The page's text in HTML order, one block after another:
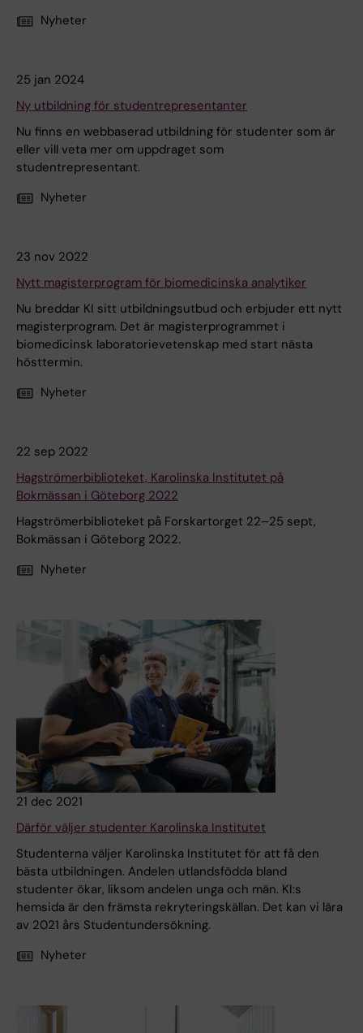
Nyheter
25 jan 2024
Ny utbildning för studentrepresentanter
Nu finns en webbaserad utbildning för studenter som är
eller vill veta mer om uppdraget som
studentrepresentant.
Nyheter
23 nov 2022
Nytt magisterprogram för biomedicinska analytiker
Nu breddar KI sitt utbildningsutbud och erbjuder ett nytt
magisterprogram. Det är magisterprogrammet i
biomedicinsk laboratorievetenskap med start nästa
hösttermin.
Nyheter
22 sep 2022
Hagströmerbiblioteket, Karolinska Institutet på
Bokmässan i Göteborg 2022
Hagströmerbiblioteket på Forskartorget 22–25 sept,
Bokmässan i Göteborg 2022.
Nyheter
21 dec 2021
Därför väljer studenter Karolinska Institutet
Studenterna väljer Karolinska Institutet för att få den
bästa utbildningen. Andelen utlandsfödda bland
studenter ökar, liksom andelen unga och män. KI:s
hemsida är den främsta rekryteringskällan. Det kan vi lära
av 2021 års Studentundersökning.
Nyheter